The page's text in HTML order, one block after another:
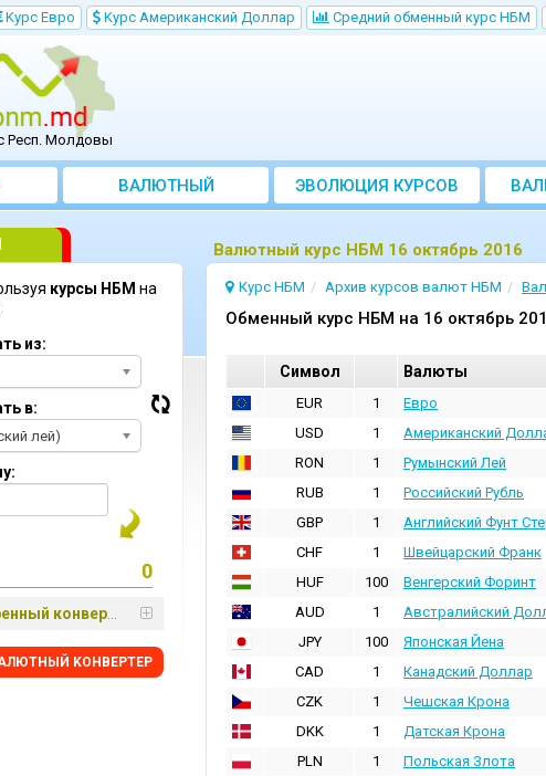
Kурс Евро Kурс Aмериканский Доллар Cредний обменный курс НБM
Респ. Молдовы
BАЛЮТНЫЙ
KОНВЕРТЕР
ЭВОЛЮЦИЯ КУРСОВ
Bалютный курс НБМ 16 октябрь 2016
Курс НБМ Архив курсов валют НБМ
Oбменный курс НБМ на 16 октябрь
Cимвол Валюты
EUR 1 Евро
USD
1 Aмериканский
RON
1 Румынский Лей
RUB
1 Российский Рубль
GBP
1 Английский Фунт
CHF
1 Швейцарский Франк
HUF
100 Венгерский Форинт
AUD
1 Австралийский
JPY
100 Японская Йена
CAD
1 Канадский Доллар
CZK
1 Чешская Крона
DKK
1 Датская Крона
PLN
1 Польская Злота
курсы НБМ на
из:
в:
лей)
конвертер
KОНВЕРТЕР